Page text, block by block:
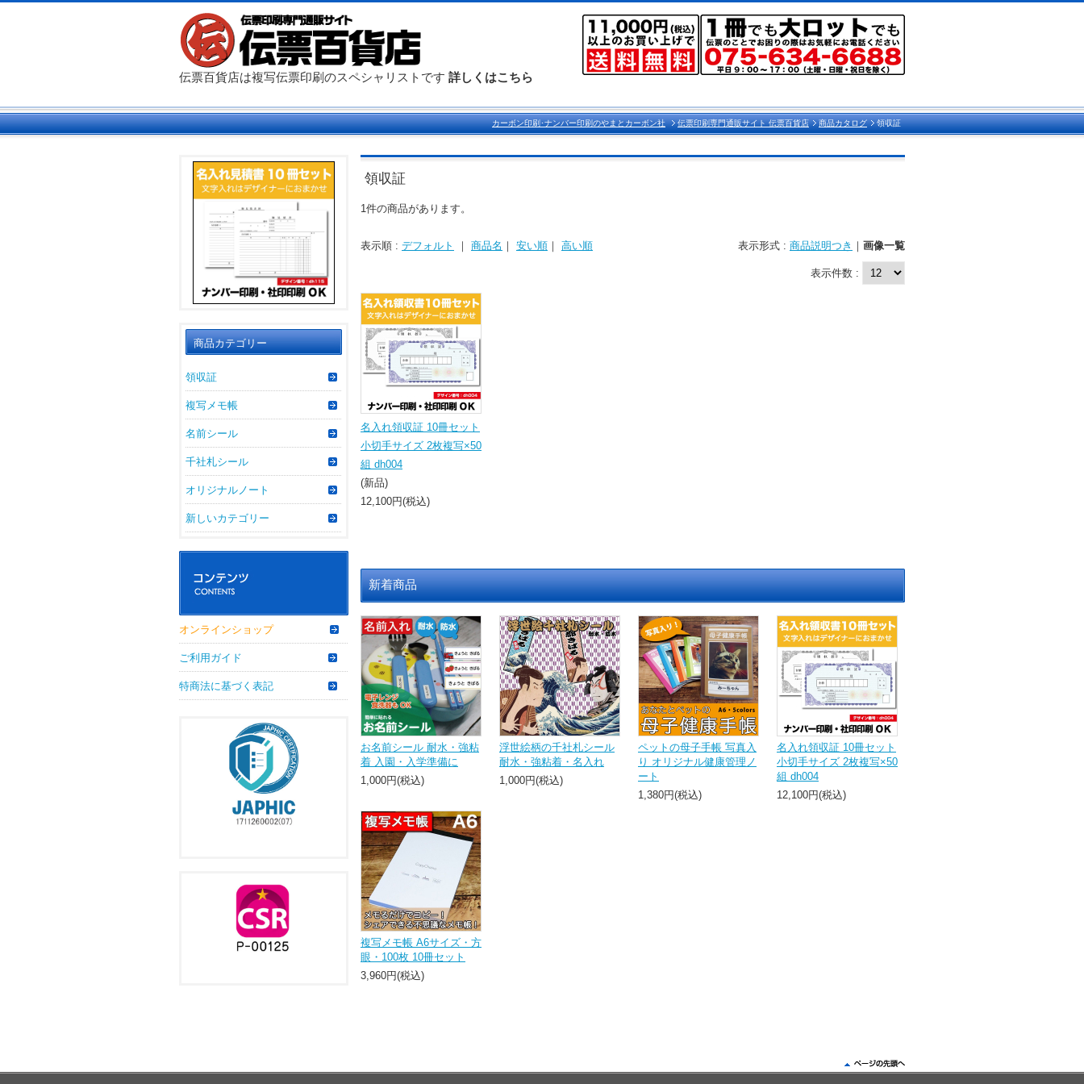
伝票百貨店は複写伝票印刷のスペシャリストです 詳しくはこちら
カーボン印刷･ナンバー印刷のやまとカーボン社 伝票印刷専門通販サイト 伝票百貨店 商品カタログ 領収証
領収証
1件の商品があります。
表示順 : デフォルト ｜ 商品名 ｜ 安い順 ｜ 高い順 表示形式 : 商品説明つき ｜ 画像一覧
表示件数 :
名入れ領収証 10冊セット
小切手サイズ 2枚複写×50
組 dh004
(新品)
12,100円(税込)
新着商品
お名前シール 耐水・強粘
着 入園・入学準備に
1,000円(税込)
浮世絵柄の千社札シール
耐水・強粘着・名入れ
1,000円(税込)
ペットの母子手帳 写真入
り オリジナル健康管理ノ
ート
1,380円(税込)
名入れ領収証 10冊セット
小切手サイズ 2枚複写×50
組 dh004
12,100円(税込)
複写メモ帳 A6サイズ・方
眼・100枚 10冊セット
3,960円(税込)
商品カテゴリー
領収証
複写メモ帳
名前シール
千社札シール
オリジナルノート
新しいカテゴリー
オンラインショップ
ご利用ガイド
特商法に基づく表記